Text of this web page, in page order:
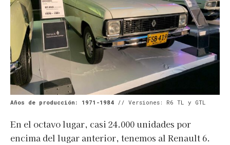
Años de producción: 1971-1984 // Versiones: R6 TL y GTL
En el octavo lugar, casi 24.000 unidades por
encima del lugar anterior, tenemos al Renault 6.